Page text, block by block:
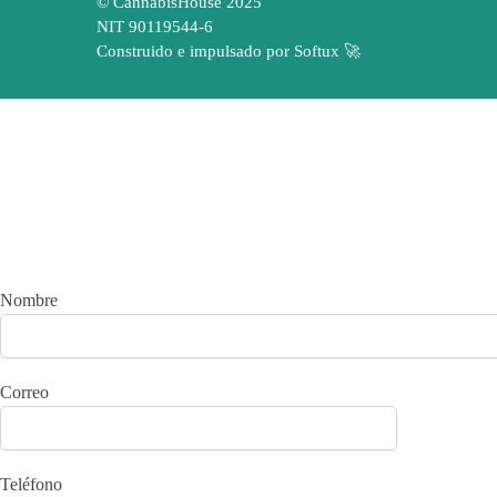
NIT 90119544-6
Construido e impulsado por Softux 🚀
Nombre
Correo
Teléfono